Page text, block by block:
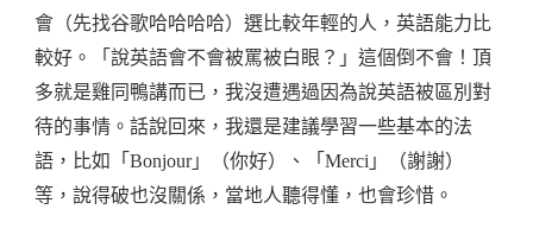
會（先找谷歌哈哈哈哈）選比較年輕的人，英語能力比
較好。「說英語會不會被罵被白眼？」這個倒不會！頂
多就是雞同鴨講而已，我沒遭遇過因為說英語被區別對
待的事情。話說回來，我還是建議學習一些基本的法
語，比如「Bonjour」（你好）、「Merci」（謝謝）
等，說得破也沒關係，當地人聽得懂，也會珍惜。